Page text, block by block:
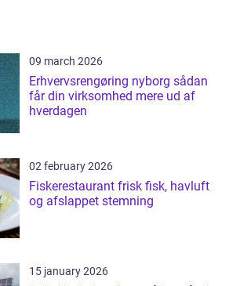
09 march 2026
Erhvervsrengøring nyborg sådan
får din virksomhed mere ud af
hverdagen
02 february 2026
Fiskerestaurant frisk fisk, havluft
og afslappet stemning
15 january 2026